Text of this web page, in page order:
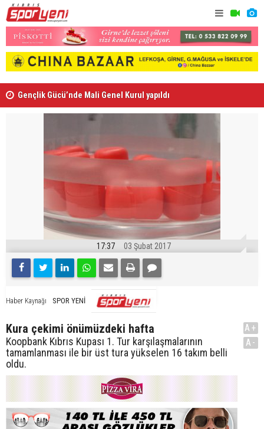
Gençlik Gücü’nde Mali Genel Kurul yapıldı
17:37 03 Şubat 2017
Haber Kaynağı SPOR YENİ
Kura çekimi önümüzdeki hafta
Koopbank Kıbrıs Kupası 1. Tur karşılaşmalarının
tamamlanması ile bir üst tura yükselen 16 takım belli
oldu.
A+
A-